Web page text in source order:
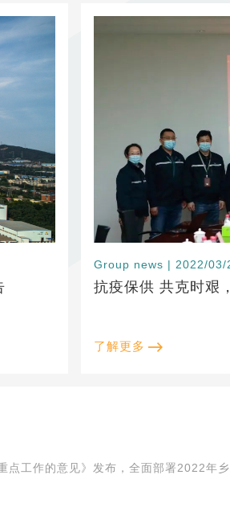
Group news | 2022/03/
抗疫保供 共克时艰
了解更多
工作的意见》发布，全面部署2022